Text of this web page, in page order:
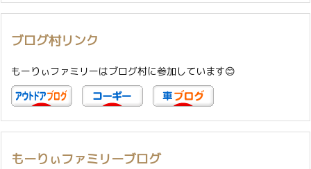
ブログ村リンク
もーりぃファミリーはブログ村に参加しています😊
もーりぃファミリーブログ